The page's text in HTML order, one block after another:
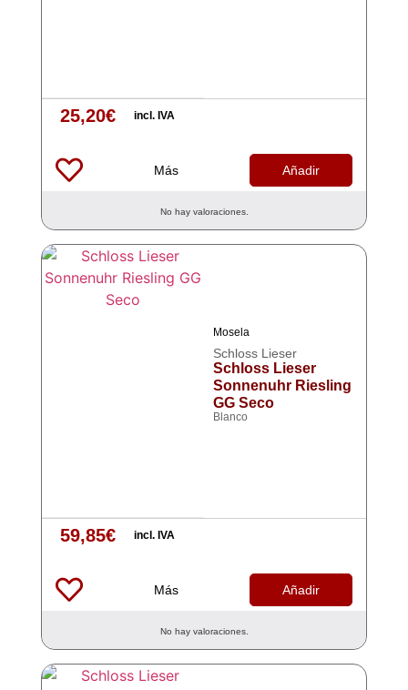
25,20€ incl. IVA
Más Añadir
No hay valoraciones.
Mosela
Schloss Lieser
Schloss Lieser
Sonnenuhr Riesling
GG Seco
Blanco
59,85€ incl. IVA
Más Añadir
No hay valoraciones.